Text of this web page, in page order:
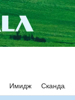
Имидж Скандалы